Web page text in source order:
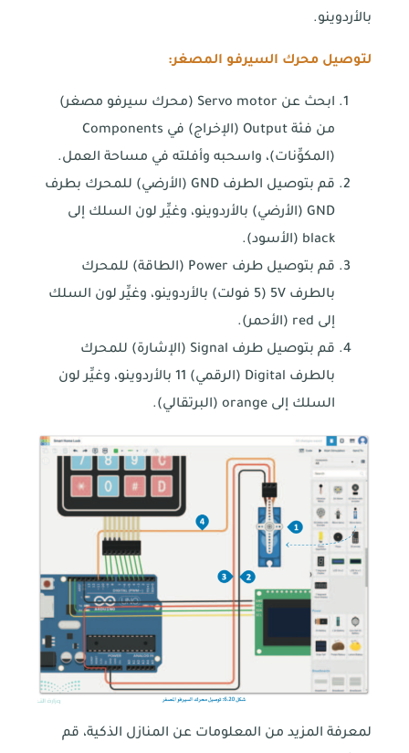
بالأردوينو.
لتوصيل محرك السيرفو المصغر:
ابحث عن Servo motor (محرك سيرفو مصغر)
من فئة Output (الإخراج) في Components
(المكوِّنات)، واسحبه وأفلته في مساحة العمل.
قم بتوصيل الطرف GND (الأرضي) للمحرك بطرف
GND (الأرضي) بالأردوينو، وغيِّر لون السلك إلى
black (الأسود).
قم بتوصيل طرف Power (الطاقة) للمحرك
بالطرف 5V (5 فولت) بالأردوينو، وغيِّر لون السلك
إلى red (الأحمر).
قم بتوصيل طرف Signal (الإشارة) للمحرك
بالطرف Digital (الرقمي) 11 بالأردوينو، وغيِّر لون
السلك إلى orange (البرتقالي).
لمعرفة المزيد من المعلومات عن المنازل الذكية، قم